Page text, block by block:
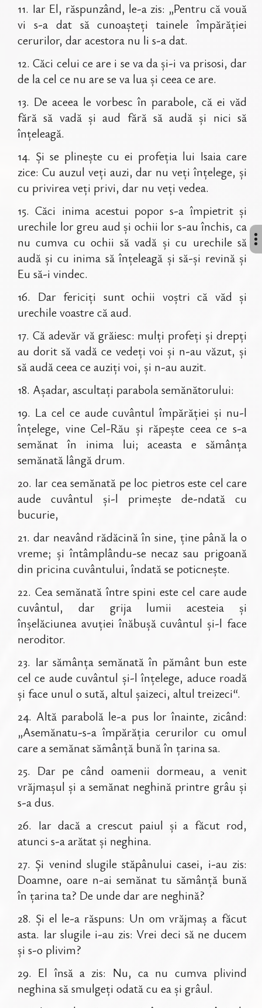
11. Iar El, răspunzând, le-a zis: „Pentru că vouă
vi s-a dat să cunoașteți tainele împărăției
cerurilor, dar acestora nu li s-a dat.
12. Căci celui ce are i se va da și-i va prisosi, dar
de la cel ce nu are se va lua și ceea ce are.
13. De aceea le vorbesc în parabole, că ei văd
fără să vadă și aud fără să audă și nici să
înțeleagă.
14. Și se plinește cu ei profeția lui Isaia care
zice: Cu auzul veți auzi, dar nu veți înțelege, și
cu privirea veți privi, dar nu veți vedea.
15. Căci inima acestui popor s-a împietrit și
urechile lor greu aud și ochii lor s-au închis, ca
nu cumva cu ochii să vadă și cu urechile să
audă și cu inima să înțeleagă și să-și revină și
Eu să-i vindec.
16. Dar fericiți sunt ochii voștri că văd și
urechile voastre că aud.
17. Că adevăr vă grăiesc: mulți profeți și drepți
au dorit să vadă ce vedeți voi și n-au văzut, și
să audă ceea ce auziți voi, și n-au auzit.
18. Așadar, ascultați parabola semănătorului:
19. La cel ce aude cuvântul împărăției și nu-l
înțelege, vine Cel-Rău și răpește ceea ce s-a
semănat în inima lui; aceasta e sămânța
semănată lângă drum.
20. Iar cea semănată pe loc pietros este cel care
aude cuvântul și-l primește de-ndată cu
bucurie,
21. dar neavând rădăcină în sine, ține până la o
vreme; și întâmplându-se necaz sau prigoană
din pricina cuvântului, îndată se poticnește.
22. Cea semănată între spini este cel care aude
cuvântul, dar grija lumii acesteia și
înșelăciunea avuției înăbușă cuvântul și-l face
neroditor.
23. Iar sămânța semănată în pământ bun este
cel ce aude cuvântul și-l înțelege, aduce roadă
și face unul o sută, altul șaizeci, altul treizeci“.
24. Altă parabolă le-a pus lor înainte, zicând:
„Asemănatu-s-a împărăția cerurilor cu omul
care a semănat sămânță bună în țarina sa.
25. Dar pe când oamenii dormeau, a venit
vrăjmașul și a semănat neghină printre grâu și
s-a dus.
26. Iar dacă a crescut paiul și a făcut rod,
atunci s-a arătat și neghina.
27. Și venind slugile stăpânului casei, i-au zis:
Doamne, oare n-ai semănat tu sămânță bună
în țarina ta? De unde dar are neghină?
28. Și el le-a răspuns: Un om vrăjmaș a făcut
asta. Iar slugile i-au zis: Vrei deci să ne ducem
și s-o plivim?
29. El însă a zis: Nu, ca nu cumva plivind
neghina să smulgeți odată cu ea și grâul.